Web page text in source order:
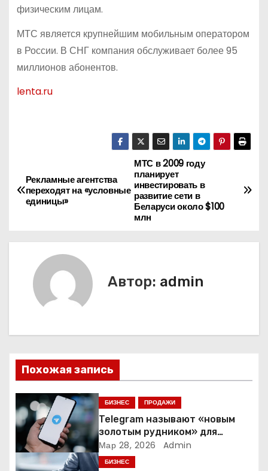
физическим лицам.
МТС является крупнейшим мобильным оператором
в России. В СНГ компания обслуживает более 95
миллионов абонентов.
lenta.ru
Н
а
и
я
п
о
з
МТС в 2009 году
планирует
инвестировать в
развитие сети в
Беларуси около $100
млн
Рекламные агентства
переходят на «условные
единицы»
Автор: admin
Похожая запись
БИЗНЕС ПРОДАЖИ
Telegram называют «новым
золотым рудником» для
креаторов: как блогеры
создают онлайн-бизнес
Мар 28, 2026 Admin
БИЗНЕС